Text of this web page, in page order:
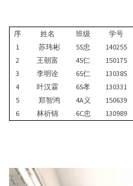
序 姓名 班级 学号
1
苏玮彬 5S忠 140255
2
王朝富 4S仁 150175
3
李明诠 6S仁 130385
4
叶汉霖 6S孝 130331
5
郑智鸿 4A义 150639
6
林祈锦 6C忠 130989